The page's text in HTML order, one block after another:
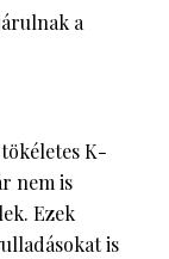
a
K-
nem is
Ezek
is